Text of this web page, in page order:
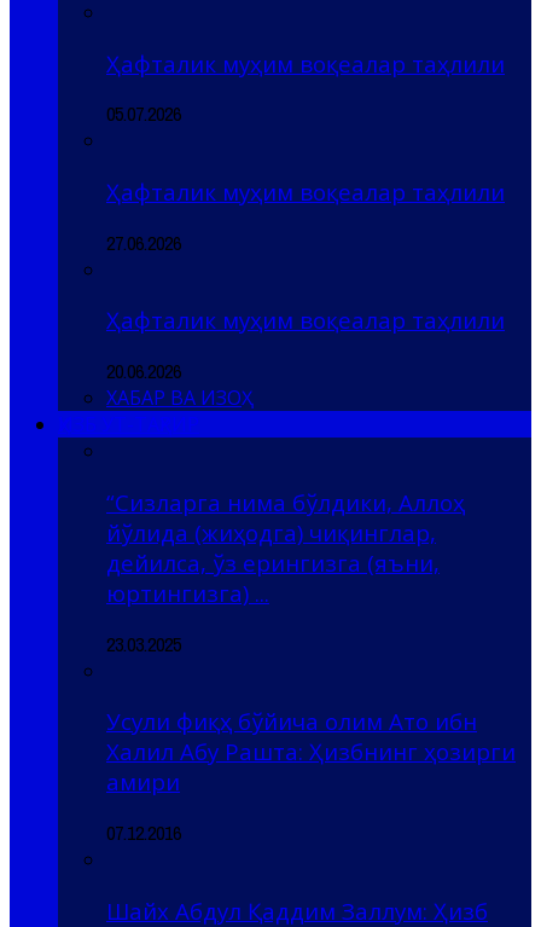
Ҳафталик муҳим воқеалар таҳлили
05.07.2026
Ҳафталик муҳим воқеалар таҳлили
27.06.2026
Ҳафталик муҳим воқеалар таҳлили
20.06.2026
ХАБАР ВА ИЗОҲ
“Сизларга нима бўлдики, Аллоҳ
йўлида (жиҳодга) чиқинглар,
дейилса, ўз ерингизга (яъни,
юртингизга) ...
23.03.2025
Усули фиқҳ бўйича олим Ато ибн
Халил Абу Рашта: Ҳизбнинг ҳозирги
амири
07.12.2016
Шайх Абдул Қаддим Заллум: Ҳизб